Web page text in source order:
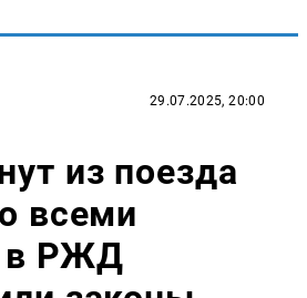
29.07.2025, 20:00
из поезда
всеми
в РЖД